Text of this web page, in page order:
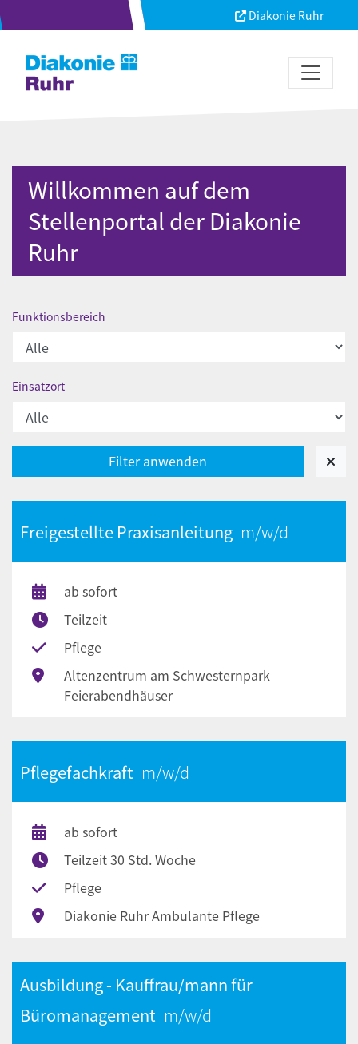
Diakonie Ruhr
Willkommen auf dem
Stellenportal der Diakonie
Ruhr
Funktionsbereich
Einsatzort
Freigestellte Praxisanleitung
ab sofort
Teilzeit
Pflege
Altenzentrum am Schwesternpark
Feierabendhäuser
Pflegefachkraft
ab sofort
Teilzeit 30 Std. Woche
Pflege
Diakonie Ruhr Ambulante Pflege
Ausbildung - Kauffrau/mann für
Büromanagement